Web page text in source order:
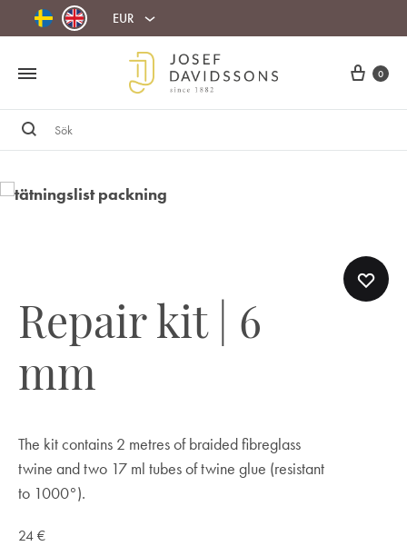
EUR
Cart
0
Sök
Repair kit | 6
mm
The kit contains 2 metres of braided fibreglass
twine and two 17 ml tubes of twine glue (resistant
to 1000°).
24€